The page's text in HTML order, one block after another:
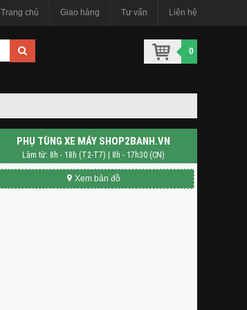
Trang chủ Giao hàng Tư vấn Liên hệ
0
PHỤ TÙNG XE MÁY SHOP2BANH.VN
Làm từ: 8h - 18h (T2-T7) | 8h - 17h30 (CN)
Xem bản đồ